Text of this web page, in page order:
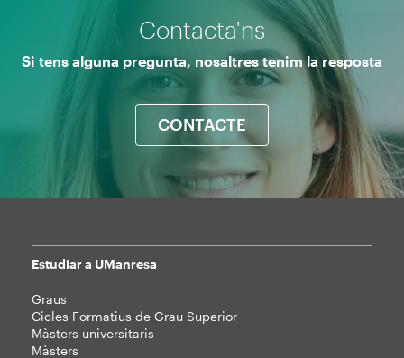
Contacta'ns
Si tens alguna pregunta, nosaltres tenim la resposta
CONTACTE
Mapa
web
Estudiar a UManresa
Graus
Cicles Formatius de Grau Superior
Màsters universitaris
Màsters